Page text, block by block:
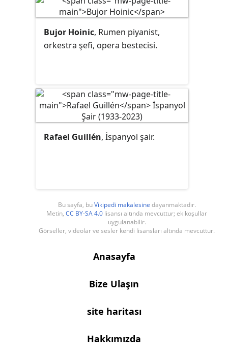
Bujor Hoinic, Rumen piyanist,
orkestra şefi, opera bestecisi.
Rafael Guillén, İspanyol şair.
Bu sayfa, buVikipedi makalesine dayanmaktadır.
Metin, CC BY-SA 4.0 lisansı altında mevcuttur; ek koşullar
uygulanabilir.
Görseller, videolar ve sesler kendi lisansları altında mevcuttur.
Anasayfa
Bize Ulaşın
site haritası
Hakkımızda